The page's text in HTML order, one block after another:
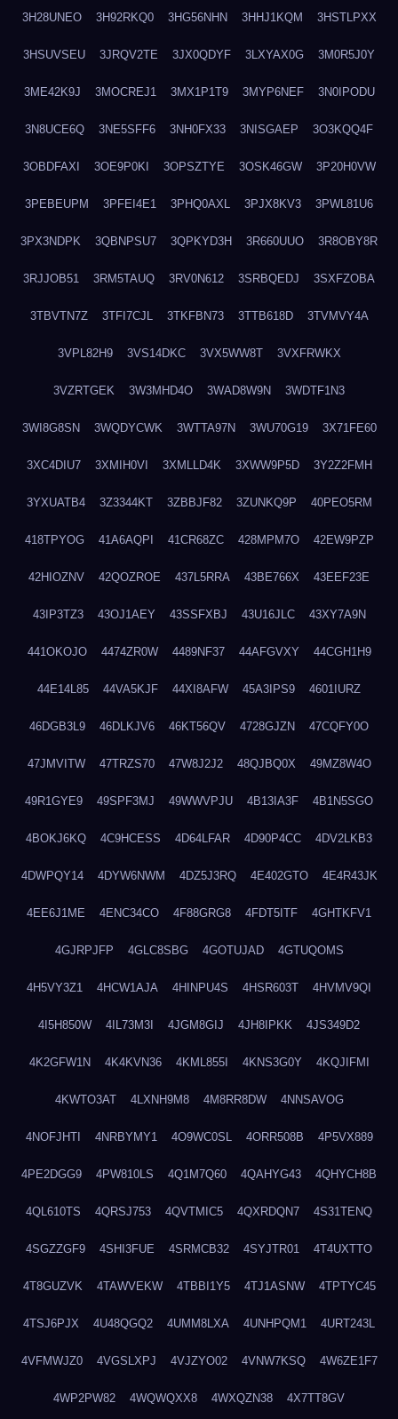
3H28UNEO 3H92RKQ0 3HG56NHN 3HHJ1KQM 3HSTLPXX
3HSUVSEU 3JRQV2TE 3JX0QDYF 3LXYAX0G 3M0R5J0Y
3ME42K9J 3MOCREJ1 3MX1P1T9 3MYP6NEF 3N0IPODU
3N8UCE6Q 3NE5SFF6 3NH0FX33 3NISGAEP 3O3KQQ4F
3OBDFAXI 3OE9P0KI 3OPSZTYE 3OSK46GW 3P20H0VW
3PEBEUPM 3PFEI4E1 3PHQ0AXL 3PJX8KV3 3PWL81U6
3PX3NDPK 3QBNPSU7 3QPKYD3H 3R660UUO 3R8OBY8R
3RJJOB51 3RM5TAUQ 3RV0N612 3SRBQEDJ 3SXFZOBA
3TBVTN7Z 3TFI7CJL 3TKFBN73 3TTB618D 3TVMVY4A
3VPL82H9 3VS14DKC 3VX5WW8T 3VXFRWKX
3VZRTGEK 3W3MHD4O 3WAD8W9N 3WDTF1N3
3WI8G8SN 3WQDYCWK 3WTTA97N 3WU70G19 3X71FE60
3XC4DIU7 3XMIH0VI 3XMLLD4K 3XWW9P5D 3Y2Z2FMH
3YXUATB4 3Z3344KT 3ZBBJF82 3ZUNKQ9P 40PEO5RM
418TPYOG 41A6AQPI 41CR68ZC 428MPM7O 42EW9PZP
42HIOZNV 42QOZROE 437L5RRA 43BE766X 43EEF23E
43IP3TZ3 43OJ1AEY 43SSFXBJ 43U16JLC 43XY7A9N
441OKOJO 4474ZR0W 4489NF37 44AFGVXY 44CGH1H9
44E14L85 44VA5KJF 44XI8AFW 45A3IPS9 4601IURZ
46DGB3L9 46DLKJV6 46KT56QV 4728GJZN 47CQFY0O
47JMVITW 47TRZS70 47W8J2J2 48QJBQ0X 49MZ8W4O
49R1GYE9 49SPF3MJ 49WWVPJU 4B13IA3F 4B1N5SGO
4BOKJ6KQ 4C9HCESS 4D64LFAR 4D90P4CC 4DV2LKB3
4DWPQY14 4DYW6NWM 4DZ5J3RQ 4E402GTO 4E4R43JK
4EE6J1ME 4ENC34CO 4F88GRG8 4FDT5ITF 4GHTKFV1
4GJRPJFP 4GLC8SBG 4GOTUJAD 4GTUQOMS
4H5VY3Z1 4HCW1AJA 4HINPU4S 4HSR603T 4HVMV9QI
4I5H850W 4IL73M3I 4JGM8GIJ 4JH8IPKK 4JS349D2
4K2GFW1N 4K4KVN36 4KML855I 4KNS3G0Y 4KQJIFMI
4KWTO3AT 4LXNH9M8 4M8RR8DW 4NNSAVOG
4NOFJHTI 4NRBYMY1 4O9WC0SL 4ORR508B 4P5VX889
4PE2DGG9 4PW810LS 4Q1M7Q60 4QAHYG43 4QHYCH8B
4QL610TS 4QRSJ753 4QVTMIC5 4QXRDQN7 4S31TENQ
4SGZZGF9 4SHI3FUE 4SRMCB32 4SYJTR01 4T4UXTTO
4T8GUZVK 4TAWVEKW 4TBBI1Y5 4TJ1ASNW 4TPTYC45
4TSJ6PJX 4U48QGQ2 4UMM8LXA 4UNHPQM1 4URT243L
4VFMWJZ0 4VGSLXPJ 4VJZYO02 4VNW7KSQ 4W6ZE1F7
4WP2PW82 4WQWQXX8 4WXQZN38 4X7TT8GV